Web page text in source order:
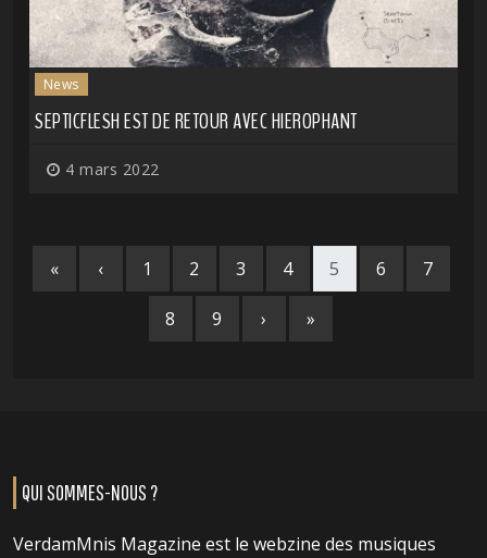
News
SEPTICFLESH EST DE RETOUR AVEC HIEROPHANT
4 mars 2022
« ‹ 1 2 3 4 5 6 7
8 9 › »
QUI SOMMES-NOUS ?
VerdamMnis Magazine est le webzine des musiques